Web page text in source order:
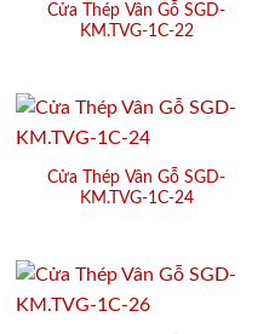
Cửa Thép Vân Gỗ SGD-
KM.TVG-1C-22
Cửa Thép Vân Gỗ SGD-
KM.TVG-1C-24